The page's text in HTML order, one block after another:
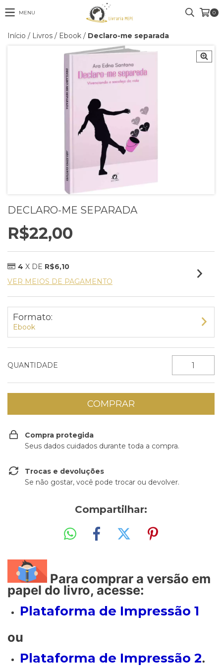
MENU 0
Início / Livros / Ebook / Declaro-me separada
DECLARO-ME SEPARADA
R$22,00
4 X DE R$6,10
VER MEIOS DE PAGAMENTO
Formato:
Ebook
QUANTIDADE
Compra protegida
Seus dados cuidados durante toda a compra.
Trocas e devoluções
Se não gostar, você pode trocar ou devolver.
Compartilhar:
Para comprar a versão em
papel do livro, acesse:
Plataforma de Impressão 1
ou
Plataforma de Impressão 2.